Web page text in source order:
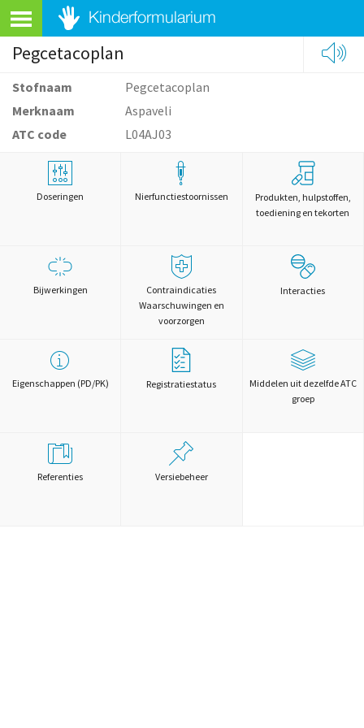
Pegcetacoplan
Stofnaam
Pegcetacoplan
Merknaam
Aspaveli
ATC code
L04AJ03
Doseringen Nierfunctiestoornissen
Produkten, hulpstoffen,
toediening en tekorten
Bijwerkingen
Contraindicaties
Waarschuwingen en
voorzorgen
Interacties
Eigenschappen (PD/PK) Registratiestatus
Middelen uit dezelfde ATC
groep
Referenties Versiebeheer